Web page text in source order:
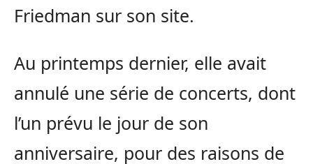
Friedman sur son site.
Au printemps dernier, elle avait
annulé une série de concerts, dont
l’un prévu le jour de son
anniversaire, pour des raisons de